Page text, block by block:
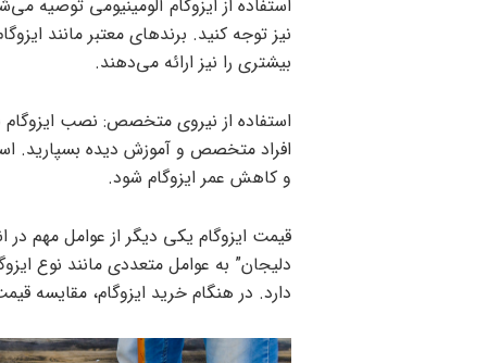
استفاده از ایزوگام آلومینیومی توصیه
نیز توجه کنید. برندهای معتبر مانند
بیشتری را نیز ارائه می‌دهند.
استفاده از نیروی متخصص: نصب ایزوگام
افراد متخصص و آموزش دیده بسپارید.
و کاهش عمر ایزوگام شود.
قیمت ایزوگام یکی دیگر از عوامل مهم
دلیجان” به عوامل متعددی مانند نوع
دارد. در هنگام خرید ایزوگام، مقایسه